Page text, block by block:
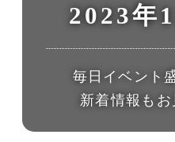
2023年
毎日イベント
新着情報もお